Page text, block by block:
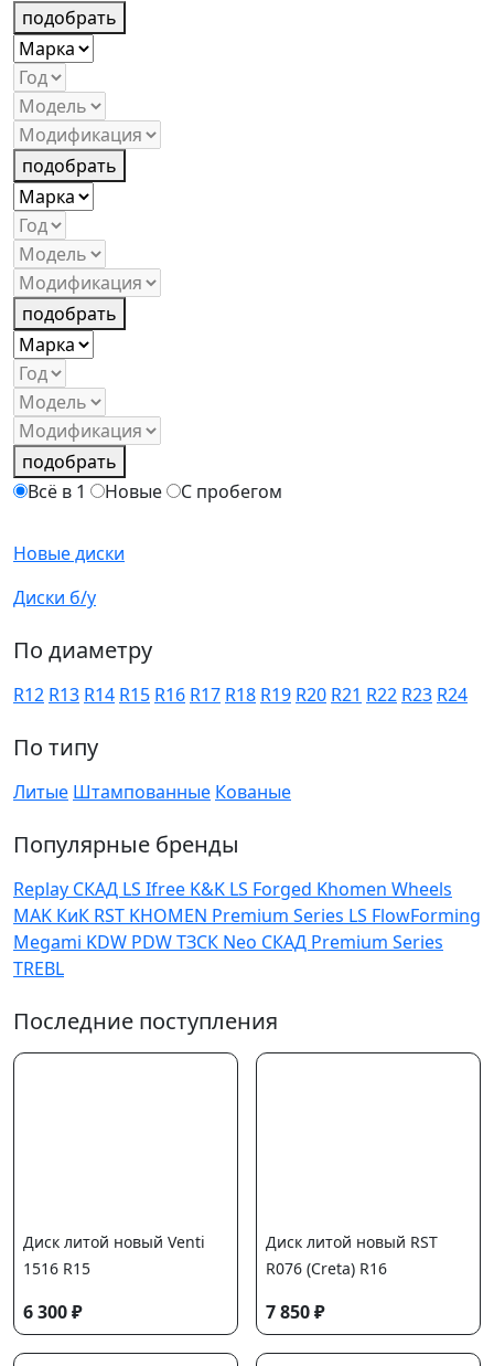
подобрать
подобрать
подобрать
подобрать
Всё в 1
Новые С пробегом
Новые диски
Диски б/у
По диаметру
R12 R13 R14 R15 R16 R17 R18 R19 R20 R21 R22 R23 R24
По типу
Литые Штампованные Кованые
Популярные бренды
Replay СКАД LS Ifree K&K LS Forged Khomen Wheels
MAK КиК RST KHOMEN Premium Series LS FlowForming
Megami KDW PDWТЗСК Neo СКАД Premium Series
TREBL
Последние поступления
Диск литой новый Venti
1516 R15
6 300 ₽
Диск литой новый RST
R076 (Creta) R16
7 850 ₽